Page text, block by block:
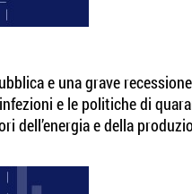
e una grave
e le politiche di
dell’energia e della